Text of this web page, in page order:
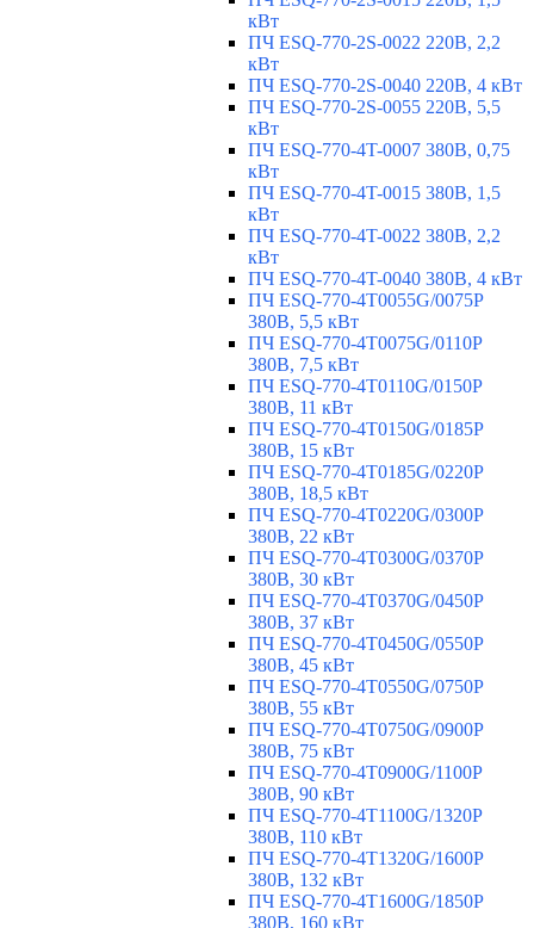
кВт
ПЧ ESQ-770-2S-0022 220В, 2,2
кВт
ПЧ ESQ-770-2S-0040 220В, 4 кВт
ПЧ ESQ-770-2S-0055 220В, 5,5
кВт
ПЧ ESQ-770-4T-0007 380В, 0,75
кВт
ПЧ ESQ-770-4T-0015 380В, 1,5
кВт
ПЧ ESQ-770-4T-0022 380В, 2,2
кВт
ПЧ ESQ-770-4T-0040 380В, 4 кВт
ПЧ ESQ-770-4T0055G/0075P
380В, 5,5 кВт
ПЧ ESQ-770-4T0075G/0110P
380В, 7,5 кВт
ПЧ ESQ-770-4T0110G/0150P
380В, 11 кВт
ПЧ ESQ-770-4T0150G/0185P
380В, 15 кВт
ПЧ ESQ-770-4T0185G/0220P
380В, 18,5 кВт
ПЧ ESQ-770-4T0220G/0300P
380В, 22 кВт
ПЧ ESQ-770-4T0300G/0370P
380В, 30 кВт
ПЧ ESQ-770-4T0370G/0450P
380В, 37 кВт
ПЧ ESQ-770-4T0450G/0550P
380В, 45 кВт
ПЧ ESQ-770-4T0550G/0750P
380В, 55 кВт
ПЧ ESQ-770-4T0750G/0900P
380В, 75 кВт
ПЧ ESQ-770-4T0900G/1100P
380В, 90 кВт
ПЧ ESQ-770-4T1100G/1320P
380В, 110 кВт
ПЧ ESQ-770-4T1320G/1600P
380В, 132 кВт
ПЧ ESQ-770-4T1600G/1850P
380В, 160 кВт